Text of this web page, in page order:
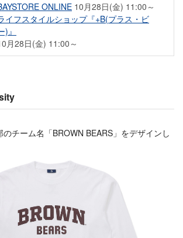
ONLINE 10月28日(金) 11:00～
イフスタイルショップ『+B(プラス・ビ
)』
月28日(金) 11:00～
チーム名「BROWN BEARS」をデザインし